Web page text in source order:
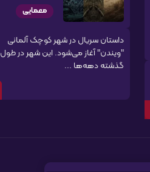
معمایی
داستان سریال در شهر کوچک آلمانی
"ویندن" آغاز می‌شود. این شهر در طول
گذشته دهه‌ها ...